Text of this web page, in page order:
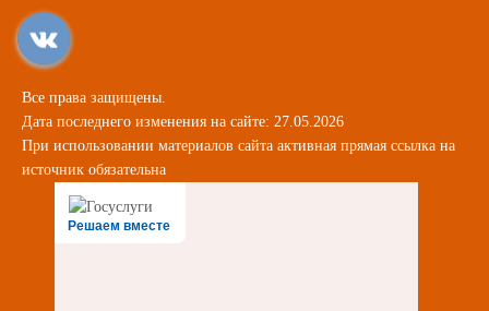
Все права защищены.
Дата последнего изменения на сайте: 27.05.2026
При использовании материалов сайта активная прямая ссылка на
источник обязательна
Решаем вместе